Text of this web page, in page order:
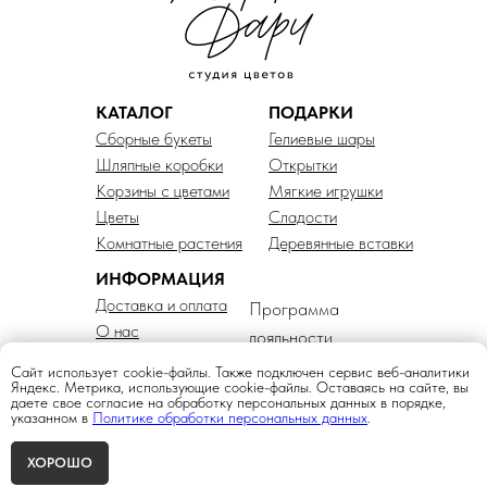
Главная
Сайт использует cookie-файлы. Также подключен сервис веб-аналитики
Яндекс. Метрика, использующие cookie-файлы. Оставаясь на сайте, вы
даете свое согласие на обработку персональных данных в порядке,
указанном в Политике обработки персональных данных.
ХОРОШО
КАТАЛОГ
Сборные букеты
Шляпные коробки
Корзины с цветами
Цветы
Комнатные растения
ПОДАРКИ
Гелиевые шары
Открытки
Мягкие игрушки
Сладости
Деревянные вставки
ИНФОРМАЦИЯ
Доставка и оплата
О нас
Гарантия на товар
Договор оферты
Наш адрес:
Программа
лояльности
Политика обработки
персональных данных